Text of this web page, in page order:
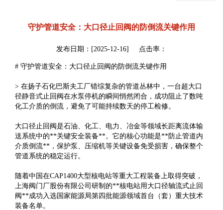
守护管道安全：大口径止回阀的防倒流关键作用
发布日期：[2025-12-16] 点击率：
# 守护管道安全：大口径止回阀的防倒流关键作用
> 在扬子石化巴斯夫工厂错综复杂的管道丛林中，一台超大口
径静音式止回阀在水泵停机的瞬间悄然闭合，成功阻止了数吨
化工介质的倒流，避免了可能持续数天的停工检修。
大口径止回阀是石油、化工、电力、冶金等领域长距离流体输
送系统中的**关键安全装备**。它的核心功能是**防止管道内
介质倒流**，保护泵、压缩机等关键设备免受损害，确保整个
管道系统的稳定运行。
随着中国在CAP1400大型核电站等重大工程装备上取得突破，
上海阀门厂股份有限公司研制的**核电站用大口径轴流式止回
阀**成功入选国家能源局第四批能源领域首台（套）重大技术
装备名单。